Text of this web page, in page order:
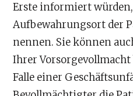
Erste informiert
Aufbewahrungsort der
nennen. Sie können
Ihrer
Falle einer